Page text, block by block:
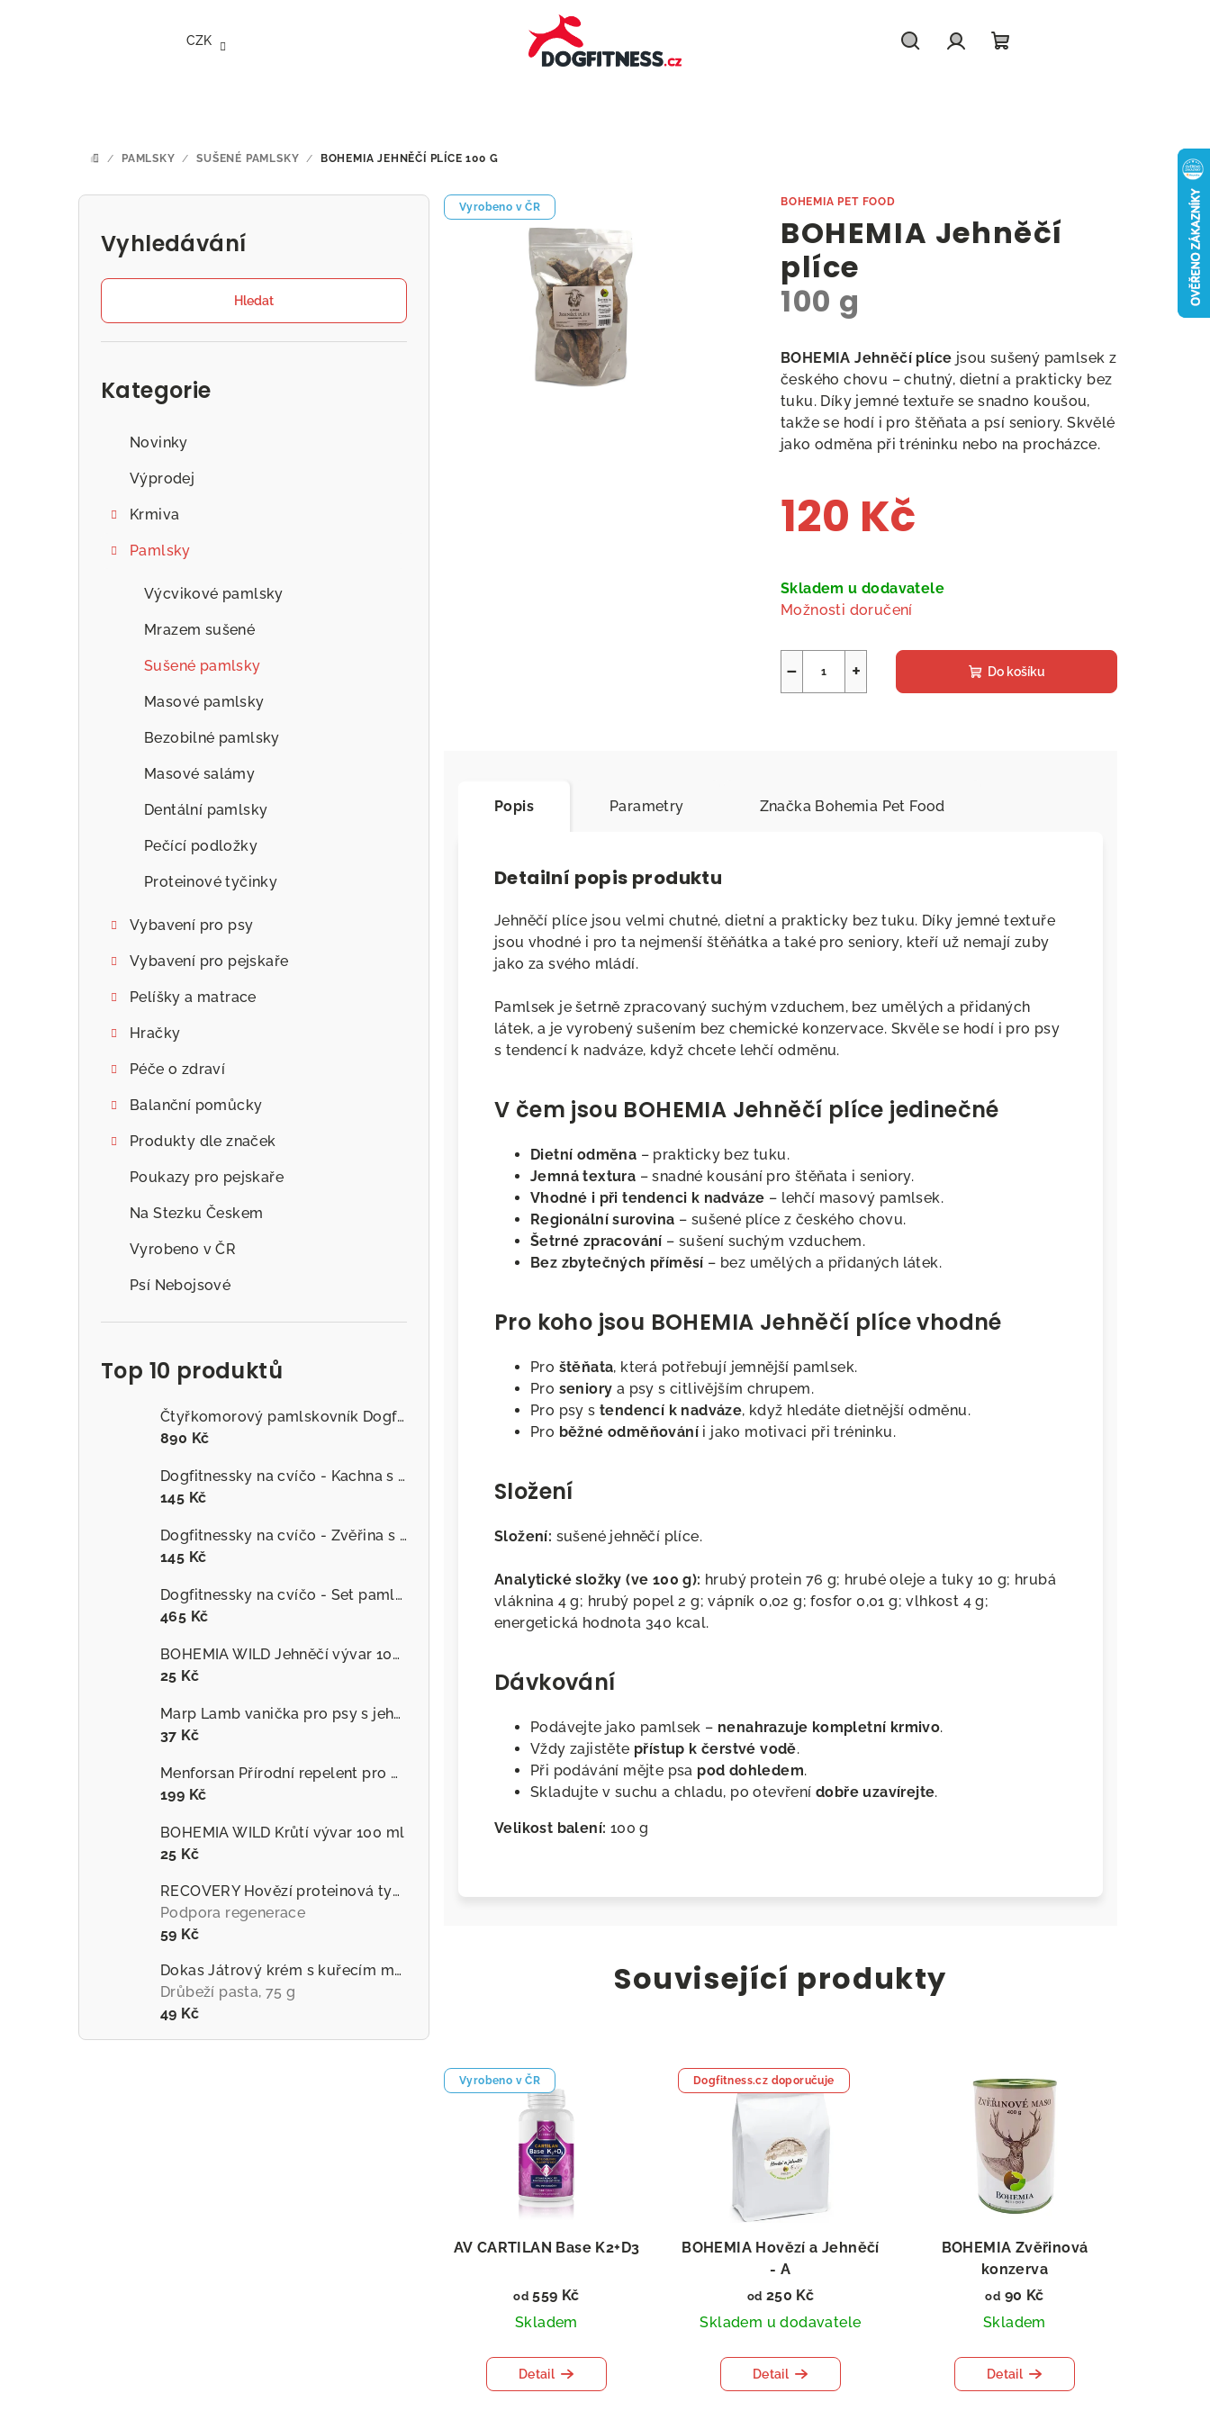
CZK
DOMŮ
/ PAMLSKY / SUŠENÉ PAMLSKY / BOHEMIA JEHNĚČÍ PLÍCE100 G
P
Vyhledávání
Hledat
Kategorie
Novinky
Výprodej
Krmiva
Pamlsky
Výcvikové pamlsky
Mrazem sušené
Sušené pamlsky
Masové pamlsky
Bezobilné pamlsky
Masové salámy
Dentální pamlsky
Pečící podložky
Proteinové tyčinky
Vybavení pro psy
Vybavení pro pejskaře
Pelíšky a matrace
Hračky
Péče o zdraví
Balanční pomůcky
Produkty dle značek
Poukazy pro pejskaře
Na Stezku Českem
Vyrobeno v ČR
Psí Nebojsové
Top 10 produktů
Čtyřkomorový pamlskovník Dogfitness.cz
890 Kč
Dogfitnessky na cvíčo - Kachna s červenou řepou
145 Kč
Dogfitnessky na cvíčo - Zvěřina s jablky
145 Kč
Dogfitnessky na cvíčo - Set pamlsků
465 Kč
BOHEMIA WILD Jehněčí vývar 100 ml
25 Kč
Marp Lamb vanička pro psy s jehněčím
37 Kč
Menforsan Přírodní repelent pro psy proti hmyzu s extraktem z citronely
199 Kč
BOHEMIA WILD Krůtí vývar 100 ml
25 Kč
RECOVERY Hovězí proteinová tyčinka pro psy
Podpora regenerace
59 Kč
Dokas Játrový krém s kuřecím masem
Drůbeží pasta, 75 g
49 Kč
BOHEMIA PET FOOD
BOHEMIA Jehněčí
plíce
100 g
BOHEMIA Jehněčí plíce jsou sušený pamlsek z
českého chovu – chutný, dietní a prakticky bez
tuku. Díky jemné textuře se snadno koušou,
takže se hodí i pro štěňata a psí seniory. Skvělé
jako odměna při tréninku nebo na procházce.
120 Kč
cena:
Skladem u dodavatele
Možnosti doručení
+
− Do košíku
Vyrobeno v ČR
Popis Parametry Značka Bohemia Pet Food
Detailní popis produktu
Jehněčí plíce jsou velmi chutné, dietní a prakticky bez tuku. Díky jemné textuře
jsou vhodné i pro ta nejmenší štěňátka a také pro seniory, kteří už nemají zuby
jako za svého mládí.
Pamlsek je šetrně zpracovaný suchým vzduchem, bez umělých a přidaných
látek, a je vyrobený sušením bez chemické konzervace. Skvěle se hodí i pro psy
s tendencí k nadváze, když chcete lehčí odměnu.
V čem jsou BOHEMIA Jehněčí plíce jedinečné
Dietní odměna – prakticky bez tuku.
Jemná textura – snadné kousání pro štěňata i seniory.
Vhodné i při tendenci k nadváze – lehčí masový pamlsek.
Regionální surovina – sušené plíce z českého chovu.
Šetrné zpracování – sušení suchým vzduchem.
Bez zbytečných příměsí – bez umělých a přidaných látek.
Pro koho jsou BOHEMIA Jehněčí plíce vhodné
Pro štěňata, která potřebují jemnější pamlsek.
Pro seniory a psy s citlivějším chrupem.
Pro psy s tendencí k nadváze, když hledáte dietnější odměnu.
Pro běžné odměňování i jako motivaci při tréninku.
Složení
Složení: sušené jehněčí plíce.
Analytické složky (ve 100 g): hrubý protein 76 g; hrubé oleje a tuky 10 g; hrubá
vláknina 4 g; hrubý popel 2 g; vápník 0,02 g; fosfor 0,01 g; vlhkost 4 g;
energetická hodnota 340 kcal.
Dávkování
Podávejte jako pamlsek – nenahrazuje kompletní krmivo.
Vždy zajistěte přístup k čerstvé vodě.
Při podávání mějte psa pod dohledem.
Skladujte v suchu a chladu, po otevření dobře uzavírejte.
Velikost balení: 100 g
Související produkty
Vyrobeno v ČR
AV CARTILAN Base K2+D3
od559 Kč
Skladem
Detail
Dogfitness.cz doporučuje
BOHEMIA Hovězí a Jehněčí
- A
Sušený BARF
od 250 Kč
Skladem u dodavatele
Detail
BOHEMIA Zvěřinová
konzerva
od 90 Kč
Skladem
Detail